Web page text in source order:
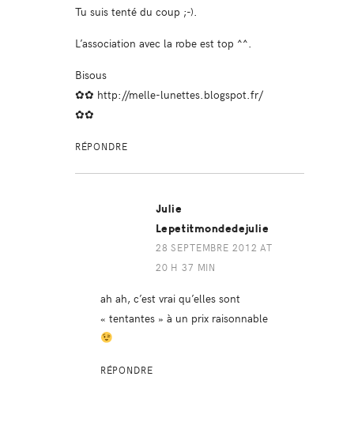
Tu suis tenté du coup ;-).
L’association avec la robe est top ^^.
Bisous
✿✿ http://melle-lunettes.blogspot.fr/
✿✿
RÉPONDRE
Julie
Lepetitmondedejulie
28 SEPTEMBRE 2012 AT
20 H 37 MIN
ah ah, c’est vrai qu’elles sont
« tentantes » à un prix raisonnable
RÉPONDRE